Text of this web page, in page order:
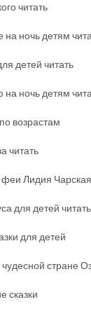
читать
на ночь детям
детей читать
ночь детям
возрастам
читать
феи Лидия Чарская
для детей читать
для детей
стране
сказки